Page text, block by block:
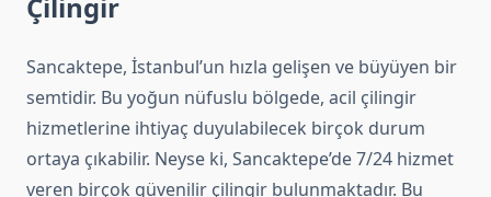
Çilingir
Sancaktepe, İstanbul’un hızla gelişen ve büyüyen bir
semtidir. Bu yoğun nüfuslu bölgede, acil çilingir
hizmetlerine ihtiyaç duyulabilecek birçok durum
ortaya çıkabilir. Neyse ki, Sancaktepe’de 7/24 hizmet
veren birçok güvenilir çilingir bulunmaktadır. Bu